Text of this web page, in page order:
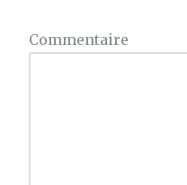
Commentaire